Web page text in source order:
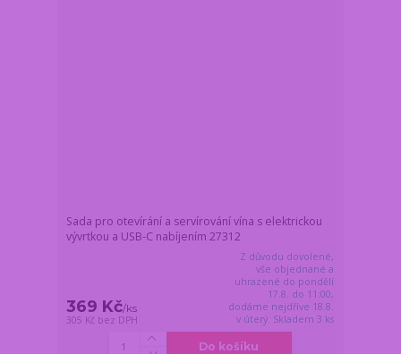
Sada pro otevírání a servírování vína s elektrickou
vývrtkou a USB-C nabíjením 27312
369 Kč/ks
305 Kč bez DPH
Z důvodu dovolené,
vše objednané a
uhrazené do pondělí
17.8. do 11:00,
dodáme nejdříve 18.8.
v úterý. Skladem 3 ks
Do košíku